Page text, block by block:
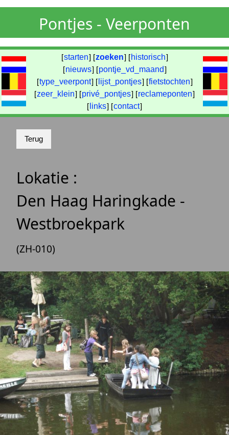
Pontjes - Veerponten
[starten] [zoeken] [ historisch]
[nieuws] [pontje_vd_maand]
[type_veerpont] [ lijst_pontjes] [fietstochten]
[zeer_klein] [privé_pontjes] [reclameponten]
[ links] [contact]
Lokatie :
Den Haag Haringkade -
Westbroekpark
(ZH-010)